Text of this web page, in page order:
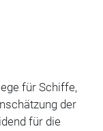
für Schiffe,
der
für die